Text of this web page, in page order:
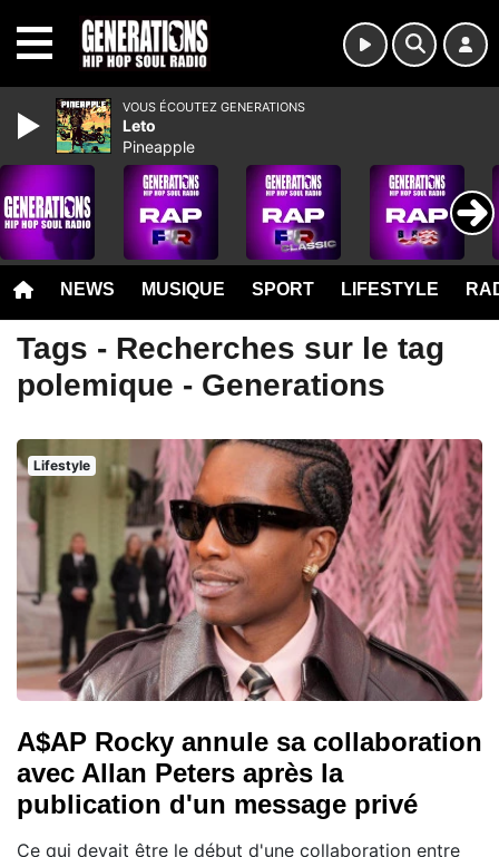
NEWS MUSIQUE SPORT LIFESTYLE
Tags - Recherches sur le tag
polemique - Generations
Lifestyle
A$AP Rocky annule sa collaboration
avec Allan Peters après la
publication d'un message privé
Ce qui devait être le début d'une collaboration entre
VOUS ÉCOUTEZ GENERATIONS
Leto
Pineapple